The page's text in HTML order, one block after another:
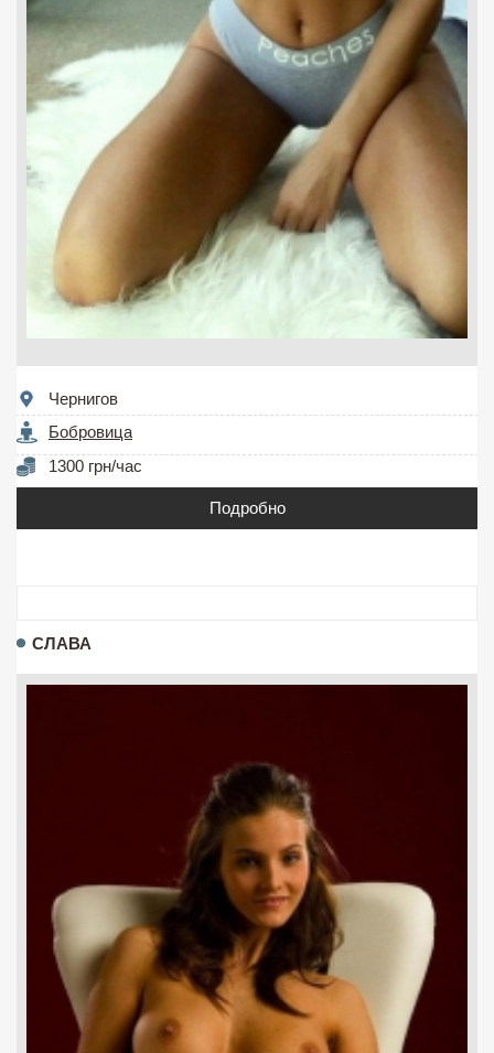
Чернигов
Бобровица
1300 грн/час
Подробно
СЛАВА